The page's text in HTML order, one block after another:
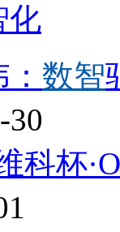
化
数智
30
科杯